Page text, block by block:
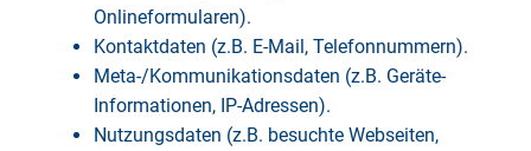
Onlineformularen).
Kontaktdaten (z.B. E-Mail, Telefonnummern).
Meta-/Kommunikationsdaten (z.B. Geräte-
Informationen, IP-Adressen).
Nutzungsdaten (z.B. besuchte Webseiten,